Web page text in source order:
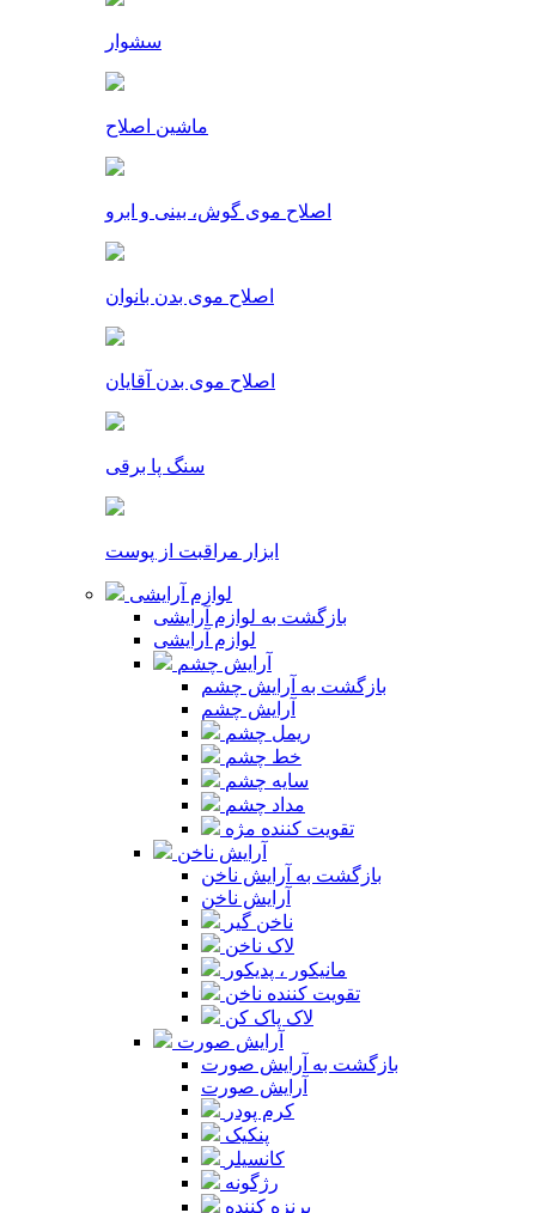
سشوار
ماشین اصلاح
اصلاح موی گوش، بینی و ابرو
اصلاح موی بدن بانوان
اصلاح موی بدن آقایان
سنگ پا برقی
ابزار مراقبت از پوست
لوازم آرایشی
بازگشت به لوازم آرایشی
لوازم آرایشی
آرایش چشم
بازگشت به آرایش چشم
آرایش چشم
ریمل چشم
خط چشم
سایه چشم
مداد چشم
تقویت کننده مژه
آرایش ناخن
بازگشت به آرایش ناخن
آرایش ناخن
ناخن گیر
لاک ناخن
مانیکور ، پدیکور
تقویت کننده ناخن
لاک پاک کن
آرایش صورت
بازگشت به آرایش صورت
آرایش صورت
کرم پودر
پنکیک
کانسیلر
رژگونه
برنزه کننده